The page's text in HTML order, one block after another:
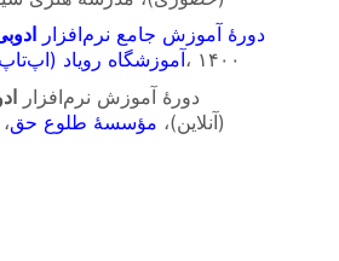
دورهٔ آموزش جامع نرم‌افزار
آموزشگاه رویاد
، ۱۴۰۰
– دورهٔ آموزش نرم‌افزار
(آنلاین)، مؤسسهٔ طلوع حق، ۱۳۹۹ تا ۱۴۰۰